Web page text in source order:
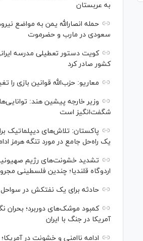
به عربستان
حمله انصارالله یمن به مواضع
سعودی در مارب و حضرموت
کویت دستور تعطیلی مدرسه
کشور صادر کرد
معاریو: حزب‌الله قوانین بازی را
وزیر خارجه پیشین هند:
شگفت‌انگیز است
پاکستان: تلاش‌های دیپلماتیک
یک راه‌حل جامع در مورد تنگه هرمز
تشدید خشونت‌های رژیم
اردوگاه قلندیا؛ چندین فلسطینی
حادثه برای یک نفتکش در
کمبود موشک‌های دوربرد؛ بحران
آمریکا در جنگ با ایران
ادامه ناامنی و خشونت در